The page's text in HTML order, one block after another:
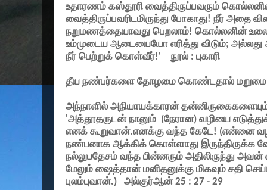
உதாரணம் கஸ்தூரி வைத்திருப்பவரும்
வைத்திருப்பவரிடமிருந்து போகாது! நீர் அதை
நறுமணத்தையாவது பெறலாம்! கொல்லனின்
உம்முடைய ஆடையையோ எரித்து விடும்; அல்லது
நீர் பெற்றுக் கொள்வீர்!' நூல் : புகாரி
தீய நண்பர்களை தோழமை கொண்டதால் மறுமை
அந்நாளில் அநியாயக்காரன்
'அத்தூதருடன் நானும் (நேரான) வழியை
எனக் கூறுவான்.எனக்கு வந்த கேடே! (என்னை
நண்பனாக ஆக்கிக் கொள்ளாது இருந்திருக்க
நல்லுபதேசம் வந்த பின்னரும் அதிலிருந்து
மேலும் ஷைத்தான் மனிதனுக்கு மிகவும் சதி
புலம்புவான்.)
அல்குர்ஆன்25 : 27 - 29